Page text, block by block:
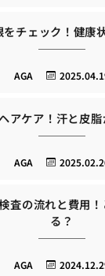
チェック！健康
AGA
アケア！汗と皮脂
AGA
査の流れと費用
る？
AGA